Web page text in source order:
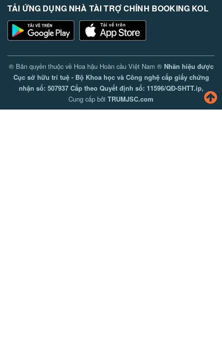
TẢI ỨNG DỤNG NHÀ TÀI TRỢ CHÍNH BOOKING KOL
® Bản quyền thuộc về Hoa hậu Hoàn cầu Việt Nam ® Nhãn hiệu được
Cục sở hữu trí tuệ - Bộ Khoa học và Công nghệ cấp giấy chứng
nhận số: 507937 Cấp theo Quyết định số: 11596/QĐ-SHTT.ip,
Cung cấp bởi TRUMJSC.com